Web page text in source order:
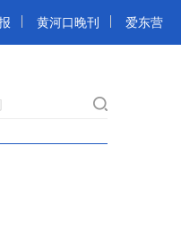
黄河口晚刊 爱东营